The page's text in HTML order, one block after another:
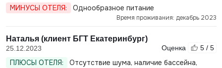
МИНУСЫ ОТЕЛЯ:
Однообразное питание
Время проживания: декабрь 2023
Наталья (клиент БГТ Екатеринбург)
25.12.2023 Оценка 5 / 5
ПЛЮСЫ ОТЕЛЯ:
Отсутствие шума, наличие бассейна,